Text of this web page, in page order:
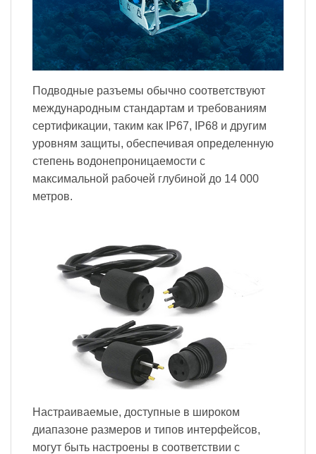
Подводные разъемы обычно соответствуют
международным стандартам и требованиям
сертификации, таким как IP67, IP68 и другим
уровням защиты, обеспечивая определенную
степень водонепроницаемости с
максимальной рабочей глубиной до 14 000
метров.
Настраиваемые, доступные в широком
диапазоне размеров и типов интерфейсов,
могут быть настроены в соответствии с